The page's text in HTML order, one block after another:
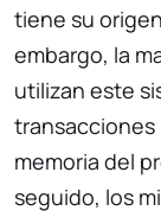
tiene su
embargo, la
utilizan este
memoria del
seguido, los